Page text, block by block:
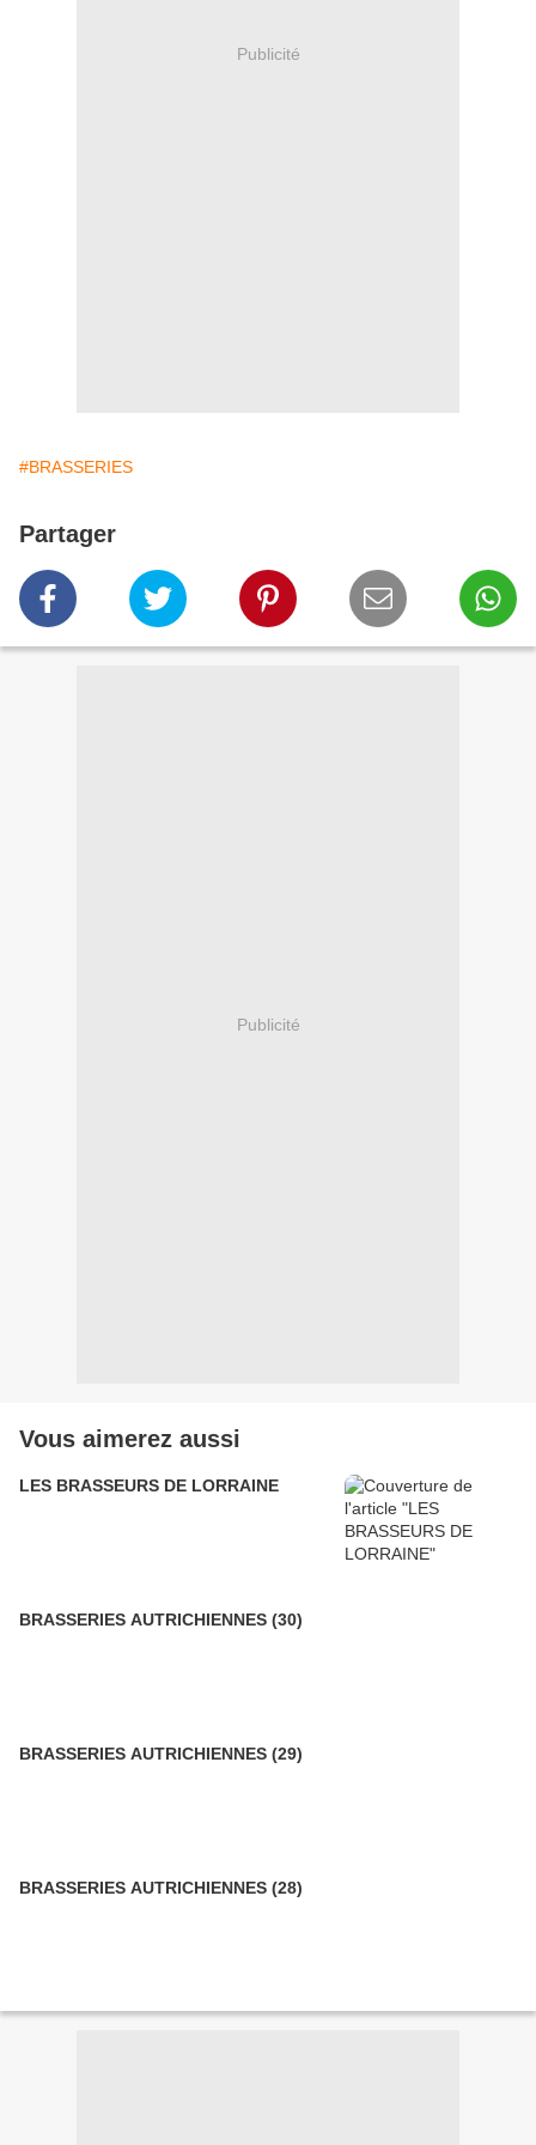
Publicité
#BRASSERIES
Partager
Publicité
Vous aimerez aussi
LES BRASSEURS DE LORRAINE
BRASSERIES AUTRICHIENNES (30)
BRASSERIES AUTRICHIENNES (29)
BRASSERIES AUTRICHIENNES (28)